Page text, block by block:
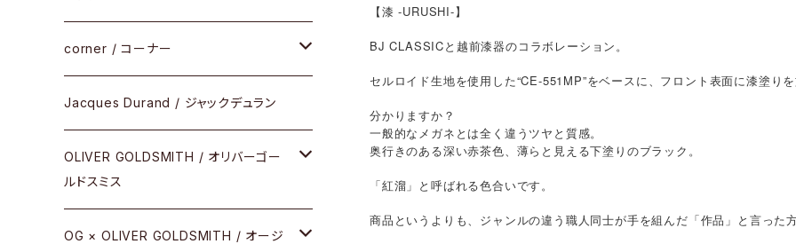
【漆 -URUSHI-】
BJ CLASSICと越前漆器のコラボレーション。
セルロイド生地を使用した“CE-551MP”をベースに、フロント表面に漆塗り
分かりますか？
一般的なメガネとは全く違うツヤと質感。
奥行きのある深い赤茶色、薄らと見える下塗りのブラック。
「紅溜」と呼ばれる色合いです。
商品というよりも、ジャンルの違う職人同士が手を組んだ「作品」と言った
サングラス
アパレル
その他
CELLULOID（CRAFTSMAN EDITION）
SHINBARI（CRAFTSMAN EDITION）
URUSHI（CRAFTSMAN EDITION）
REVIVAL EDITION
corner / コーナー
リサーチシリーズ
サブリメイションシリーズ
Jacques Durand / ジャックデュラン
OLIVER GOLDSMITH / オリバーゴー
ルドスミス
メタル
OG × OLIVER GOLDSMITH / オージ